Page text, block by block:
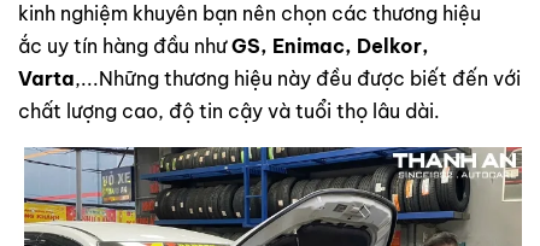
kinh nghiệm khuyên bạn nên chọn các thương hiệu
ắc uy tín hàng đầu nhưGS, Enimac, Delkor,
Varta,...Những thương hiệu này đều được biết đến với
chất lượng cao, độ tin cậy và tuổi thọ lâu dài.